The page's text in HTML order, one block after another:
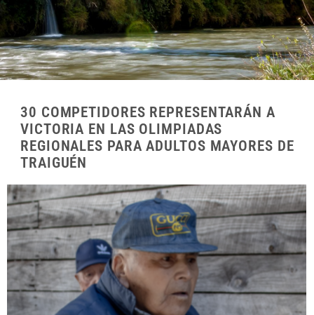
30 COMPETIDORES REPRESENTARÁN A
VICTORIA EN LAS OLIMPIADAS
REGIONALES PARA ADULTOS MAYORES DE
TRAIGUÉN